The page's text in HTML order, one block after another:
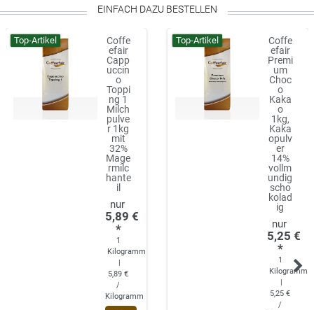
EINFACH DAZU BESTELLEN
Top-Artikel
Coffe
efair
Capp
uccin
o
Toppi
ng 1
Milch
pulve
r 1kg
mit
32%
Mage
rmilc
hante
il
5,89 €
*
1
Kilogramm
|
5,89 €
/
Kilogramm
Top-Artikel
Coffe
efair
Premi
um
Choc
o
Kaka
o
1kg,
Kaka
opulv
er
14%
vollm
undig
scho
kolad
ig
5,25 €
*
1
Kilogramm
|
5,25 €
/